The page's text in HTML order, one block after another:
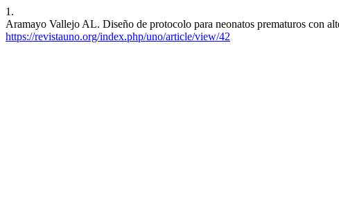
1.
Aramayo Vallejo AL. Diseño de protocolo para neonatos prematuros con
https://revistauno.org/index.php/uno/article/view/42